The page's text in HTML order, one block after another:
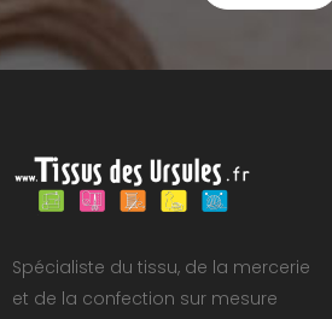
Spécialiste du tissu, de la mercerie
et de la confection sur mesure